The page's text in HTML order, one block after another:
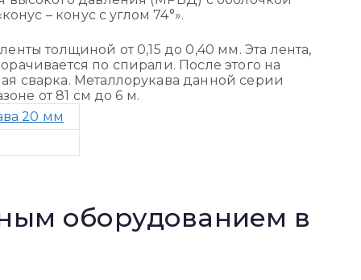
– конус с углом 74°».
толщиной от 0,15 до 0,40 мм. Эта лента,
по спирали. После этого на
сварка. Металлорукава данной серии
от 81 см до 6 м.
20 мм
оборудованием в